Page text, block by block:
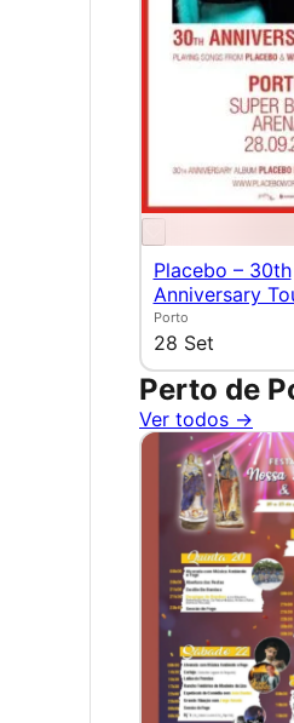
Placebo – 30th
Anniversary
Porto
28 Set
Perto de
Ver todos →